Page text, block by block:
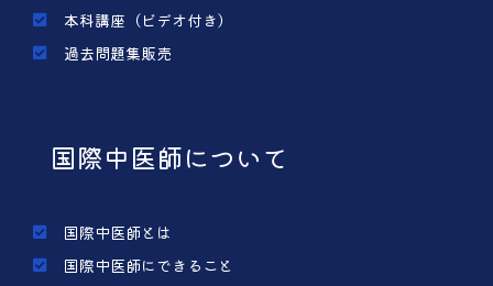
本科講座（ビデオ付き）
過去問題集販売
国際中医師について
国際中医師とは
国際中医師にできること